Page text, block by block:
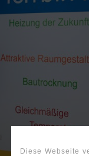
Diese Webseite